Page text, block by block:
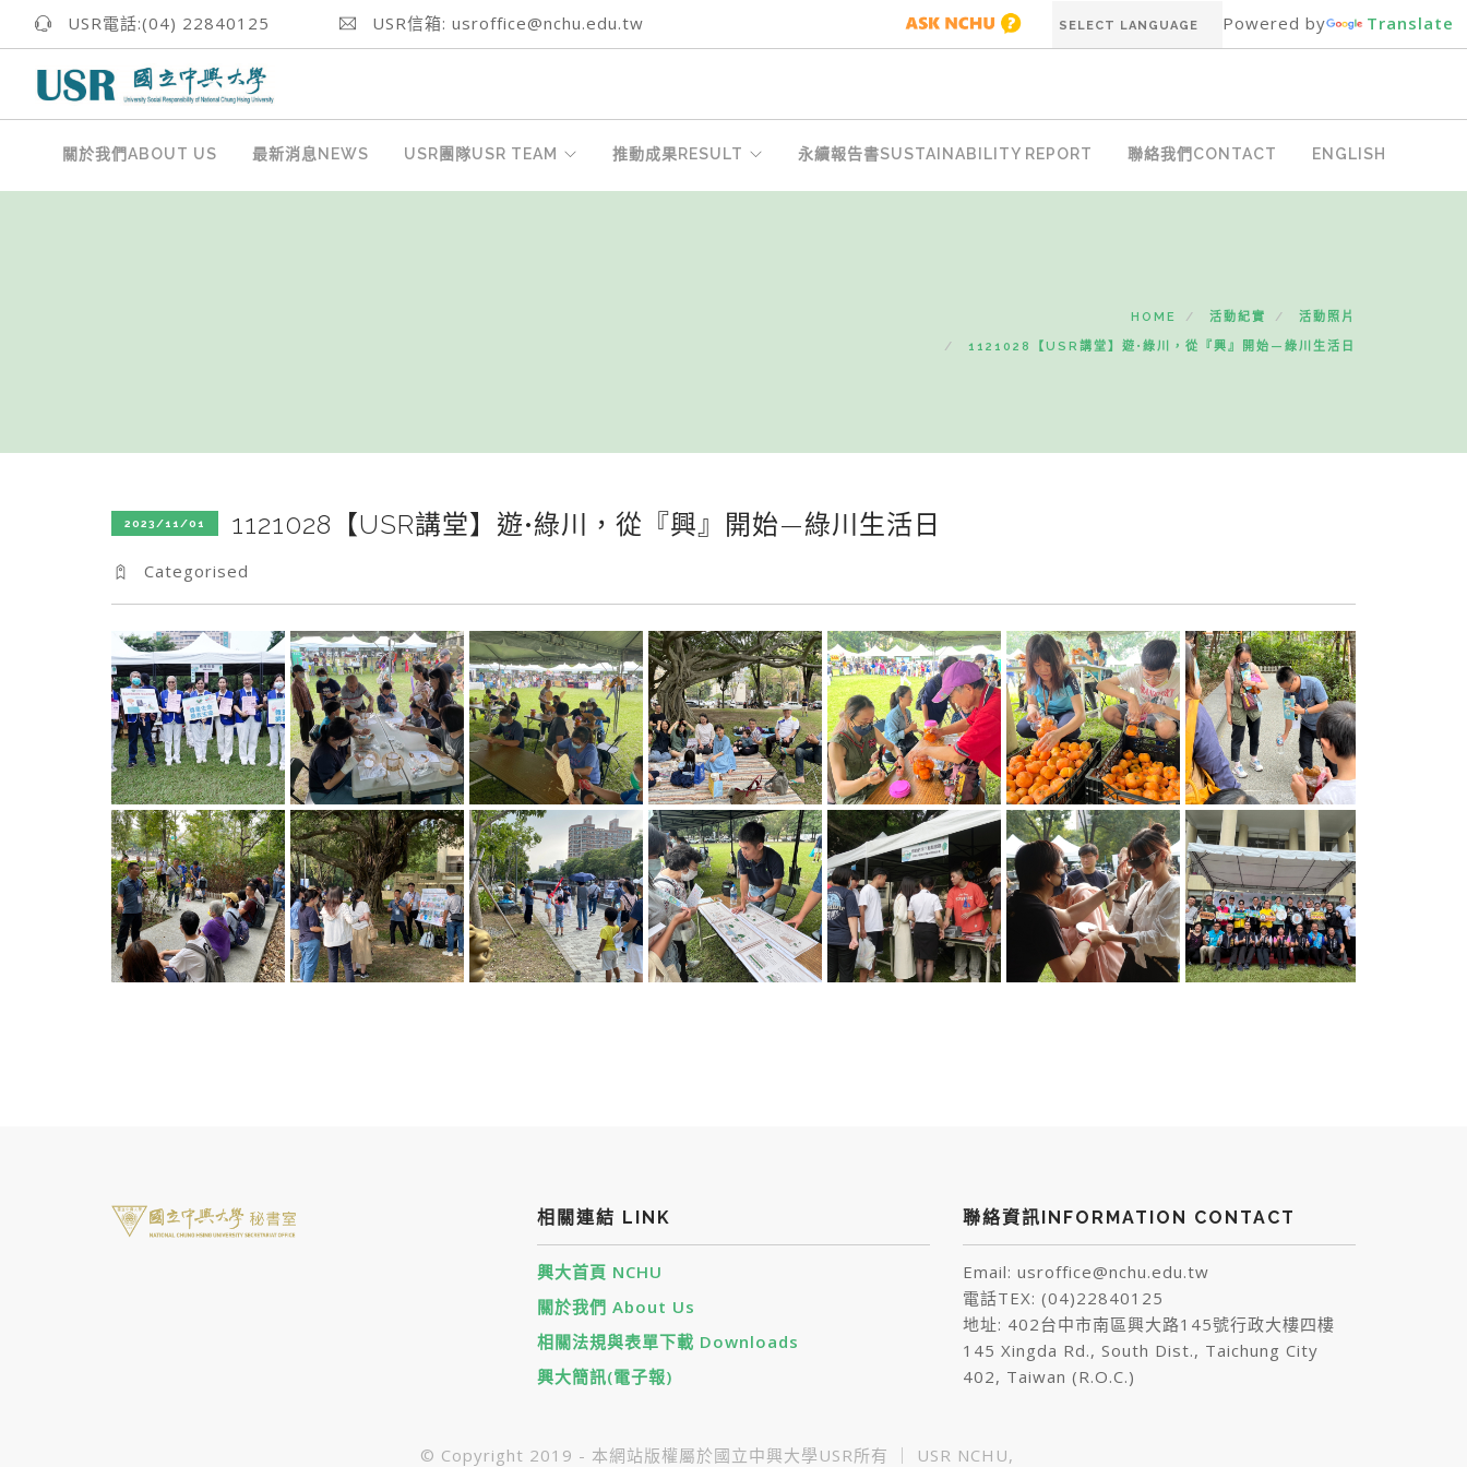
USR電話:(04) 22840125 USR信箱: usroffice@nchu.edu.tw Powered by Translate
關於我們ABOUT US 最新消息NEWS USR團隊USR TEAM 推動成果RESULT 永續報告書SUSTAINABILITY REPORT 聯絡我們CONTACT ENGLISH
HOME 活動紀實 活動照片
1121028【USR講堂】遊•綠川，從『興』開始—綠川生活日
2023/11/01 1121028【USR講堂】遊•綠川，從『興』開始—綠川生活日
Categorised
相關連結 LINK
興大首頁 NCHU
關於我們 About Us
相關法規與表單下載 Downloads
興大簡訊(電子報)
聯絡資訊INFORMATION CONTACT
Email: usroffice@nchu.edu.tw
電話TEX: (04)22840125
地址: 402台中市南區興大路145號行政大樓四樓
145 Xingda Rd., South Dist., Taichung City
402, Taiwan (R.O.C.)
© Copyright 2019 - 本網站版權屬於國立中興大學USR所有 ｜ USR NCHU,